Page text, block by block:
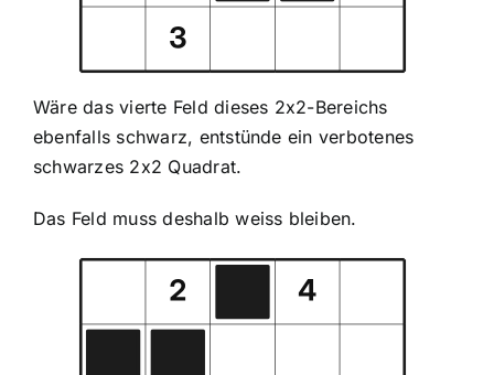
Wäre das vierte Feld dieses 2x2-Bereichs
ebenfalls schwarz, entstünde ein verbotenes
schwarzes 2x2 Quadrat.
Das Feld muss deshalb weiss bleiben.